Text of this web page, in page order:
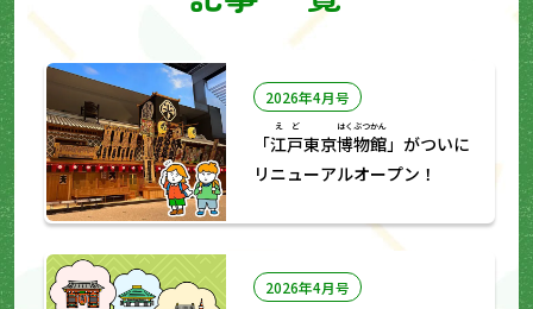
2026年4月号
「江戸
えど
東京博物館
はくぶつかん
」がついに
リニューアルオープン！
2026年4月号